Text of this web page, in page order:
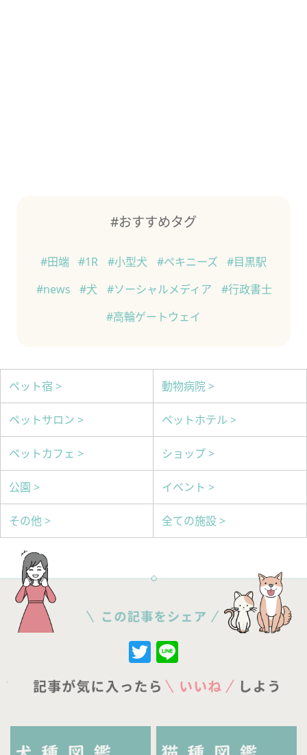
#おすすめタグ
#田端 #1R #小型犬 #ペキニーズ
#目黒駅
#news
#犬 #ソーシャルメディア
#行政書士
#高輪ゲートウェイ
ペット宿 > 動物病院 >
ペットサロン > ペットホテル >
ペットカフェ > ショップ >
公園 > イベント >
その他 > 全ての施設 >
Twitter